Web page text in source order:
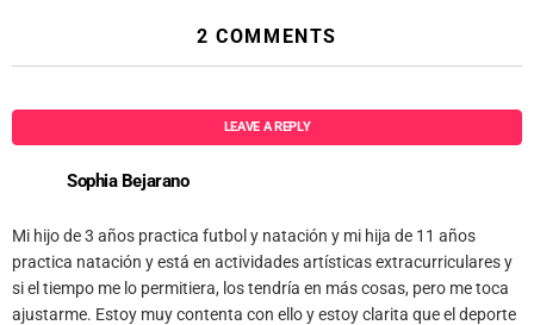
2 COMMENTS
LEAVE A REPLY
Sophia Bejarano
Mi hijo de 3 años practica futbol y natación y mi hija de 11 años
practica natación y está en actividades artísticas extracurriculares y
si el tiempo me lo permitiera, los tendría en más cosas, pero me toca
ajustarme. Estoy muy contenta con ello y estoy clarita que el deporte